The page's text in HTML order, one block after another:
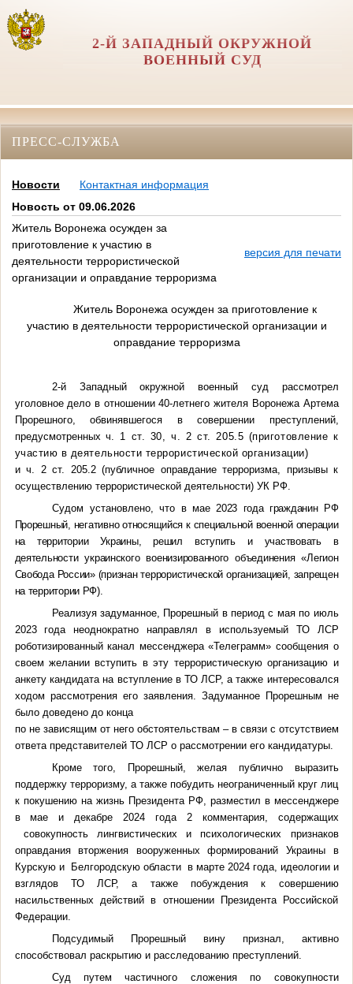
2-Й ЗАПАДНЫЙ ОКРУЖНОЙ
ВОЕННЫЙ СУД
ПРЕСС-СЛУЖБА
Новости
Контактная информация
Новость от 09.06.2026
Житель Воронежа осужден за
приготовление к участию в
деятельности террористической
организации и оправдание терроризма
версия для печати
Житель Воронежа осужден за приготовление к
участию в деятельности террористической организации и
оправдание терроризма
2-й Западный окружной военный суд рассмотрел
уголовное дело в отношении 40-летнего жителя Воронежа Артема
Прорешного, обвинявшегося в совершении преступлений,
предусмотренных ч. 1 ст. 30, ч. 2 ст. 205.5 (приготовление к
участию в деятельности террористической организации)
и ч. 2 ст. 205.2 (публичное оправдание терроризма, призывы к
осуществлению террористической деятельности) УК РФ.
Судом установлено, что в мае 2023 года гражданин РФ
Прорешный, негативно относящийся к специальной военной операции
на территории Украины, решил вступить и участвовать в
деятельности украинского военизированного объединения «Легион
Свобода России» (признан террористической организацией, запрещен
на территории РФ).
Реализуя задуманное, Прорешный в период с мая по июль
2023 годанеоднократно направлял в используемый ТО ЛСР
роботизированный канал мессенджера «Телеграмм» сообщения о
своем желании вступить в эту террористическую организацию и
анкету кандидата на вступление в ТО ЛСР, а также интересовался
ходом рассмотрения его заявления. Задуманное Прорешным не
было доведено до конца
по не зависящим от него обстоятельствам – в связи с отсутствием
ответапредставителей ТО ЛСР о рассмотрении его кандидатуры.
Кроме того, Прорешный, желая публично выразить
поддержку терроризму, а также побудить неограниченный круг лиц
к покушению на жизнь Президента РФ, разместил в мессенджере
в мае и декабре 2024 года 2 комментария, содержащих
совокупность лингвистических и психологических признаков
оправдания вторжения вооруженных формирований Украины в
Курскую и Белгородскую области в марте 2024 года, идеологии и
взглядов ТО ЛСР, а также побуждения к совершению
насильственных действий в отношении Президента Российской
Федерации.
Подсудимый Прорешный вину признал, активно
способствовал раскрытию и расследованию преступлений.
Суд путем частичного сложения по совокупности